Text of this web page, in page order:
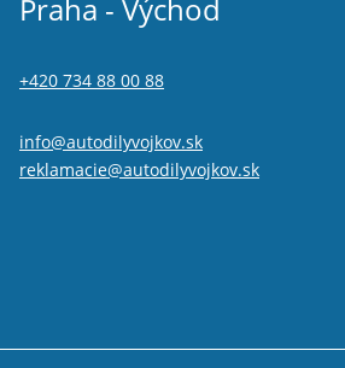
Praha - Východ
+420 734 88 00 88
info@autodilyvojkov.sk
reklamacie@autodilyvojkov.sk